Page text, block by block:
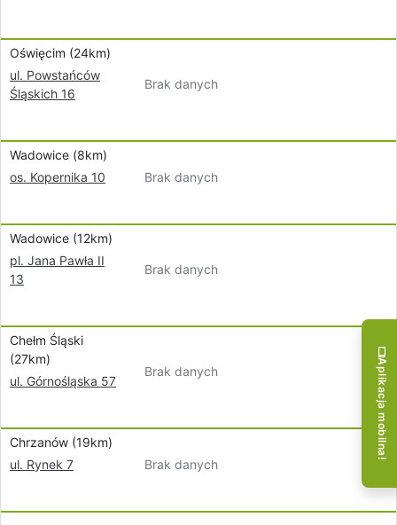
Oświęcim (24km)
ul. Powstańców
Śląskich 16
Brak danych
Wadowice (8km)
os. Kopernika 10
Brak danych
Wadowice (12km)
pl. Jana Pawła II
13
Brak danych
Chełm Śląski
(27km)
ul. Górnośląska 57
Brak danych
Chrzanów (19km)
ul. Rynek 7
Brak danych
Aplikacja mobilna!